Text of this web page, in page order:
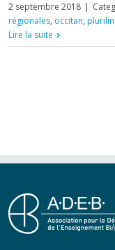
2 septembre 2018 |
régionales, occitan,
Lire la suite